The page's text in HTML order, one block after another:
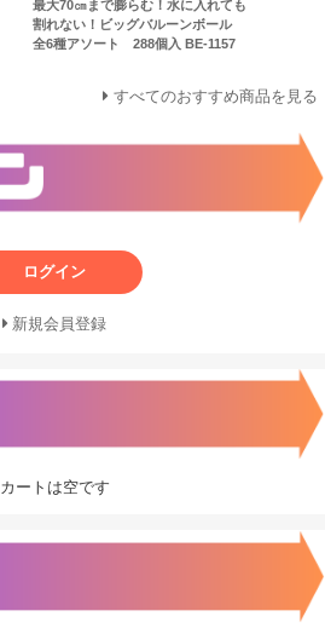
最大70㎝まで膨らむ！水に入れても
割れない！ビッグバルーンボール
全6種アソート 288個入 BE-1157
すべてのおすすめ商品を見る
ログイン
新規会員登録
カートは空です